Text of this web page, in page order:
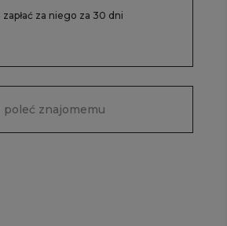
zapłać za niego za 30 dni
poleć znajomemu